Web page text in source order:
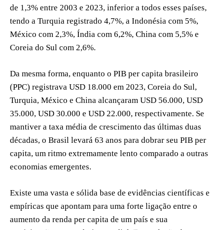
de 1,3% entre 2003 e 2023, inferior a todos esses países,
tendo a Turquia registrado 4,7%, a Indonésia com 5%,
México com 2,3%, Índia com 6,2%, China com 5,5% e
Coreia do Sul com 2,6%.
Da mesma forma, enquanto o PIB per capita brasileiro
(PPC) registrava USD 18.000 em 2023, Coreia do Sul,
Turquia, México e China alcançaram USD 56.000, USD
35.000, USD 30.000 e USD 22.000, respectivamente. Se
mantiver a taxa média de crescimento das últimas duas
décadas, o Brasil levará 63 anos para dobrar seu PIB per
capita, um ritmo extremamente lento comparado a outras
economias emergentes.
Existe uma vasta e sólida base de evidências científicas e
empíricas que apontam para uma forte ligação entre o
aumento da renda per capita de um país e sua